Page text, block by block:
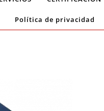
Política de privacidad